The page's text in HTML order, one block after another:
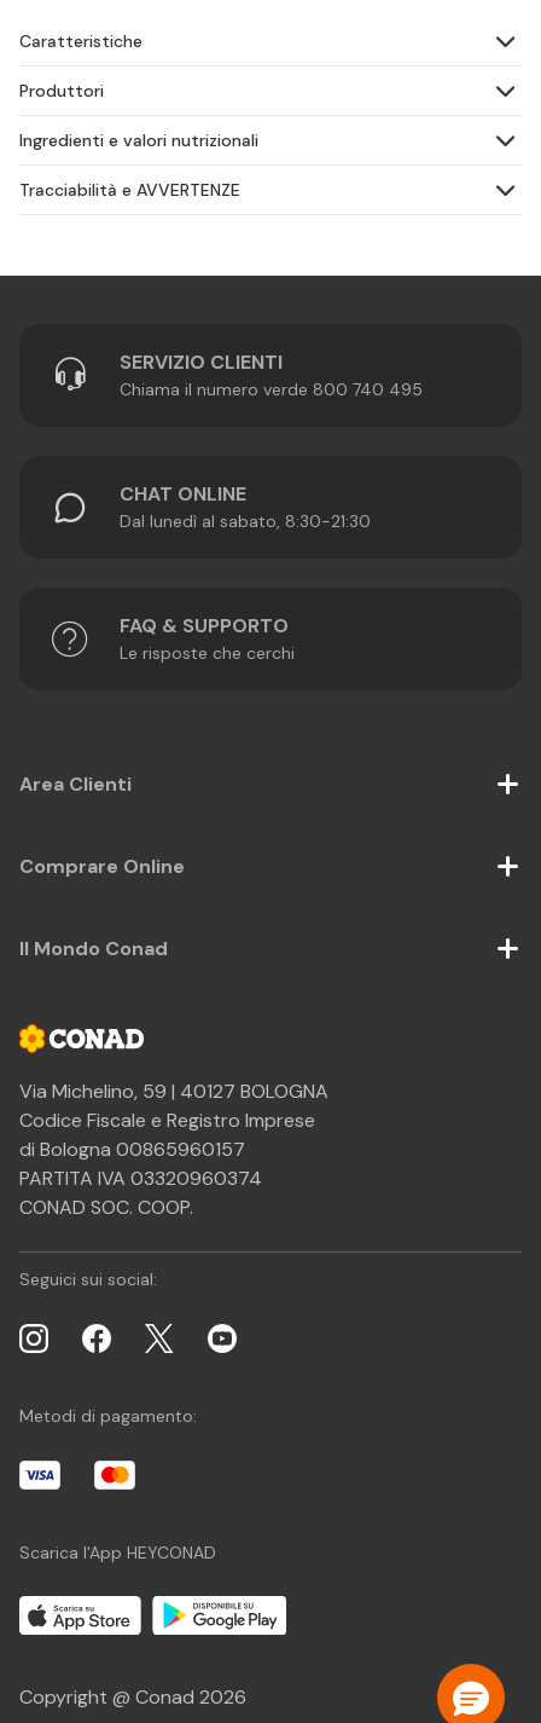
Caratteristiche
Produttori
Ingredienti e valori nutrizionali
Tracciabilità e AVVERTENZE
SERVIZIO CLIENTI
Chiama il numero verde 800 740 495
CHAT ONLINE
Dal lunedì al sabato, 8:30-21:30
FAQ & SUPPORTO
Le risposte che cerchi
Via Michelino, 59 | 40127 BOLOGNA
Codice Fiscale e Registro Imprese
di Bologna 00865960157
PARTITA IVA 03320960374
CONAD SOC. COOP.
Area Clienti
Comprare Online
Il Mondo Conad
Seguici sui social:
Metodi di pagamento:
Scarica l'App HEYCONAD
Copyright @ Conad 2026